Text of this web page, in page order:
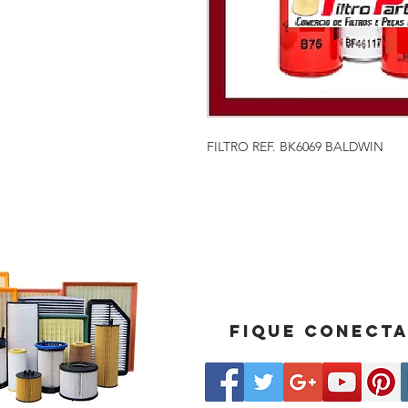
FILTRO REF. BK6069 BALDWIN
Fique